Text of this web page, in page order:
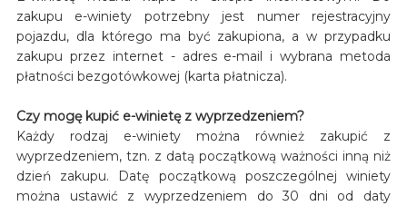
zakupu e-winiety potrzebny jest numer rejestracyjny
pojazdu, dla którego ma być zakupiona, a w przypadku
zakupu przez internet - adres e-mail i wybrana metoda
płatności bezgotówkowej (karta płatnicza).
Czy mogę kupić e-winietę z wyprzedzeniem?
Każdy rodzaj e-winiety można również zakupić z
wyprzedzeniem, tzn. z datą początkową ważności inną niż
dzień zakupu. Datę początkową poszczególnej winiety
można ustawić z wyprzedzeniem do 30 dni od daty